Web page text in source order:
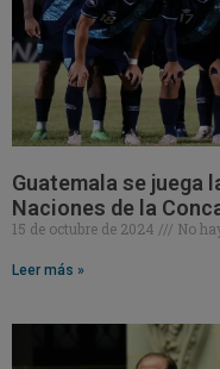
Guatemala se juega
Naciones de la
15 de octubre de 2024 No
Leer más »